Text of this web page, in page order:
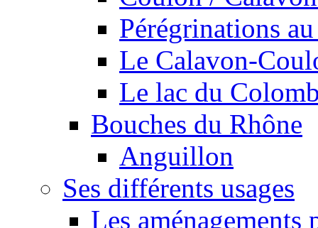
Pérégrinations
Le Calavon-
Le lac du
Bouches du Rhône
Anguillon
Ses différents usages
Les